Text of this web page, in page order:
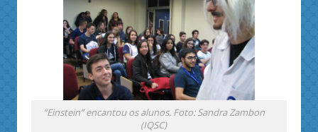
“Einstein” encantou os alunos. Foto: Sandra Zambon
(IQSC)